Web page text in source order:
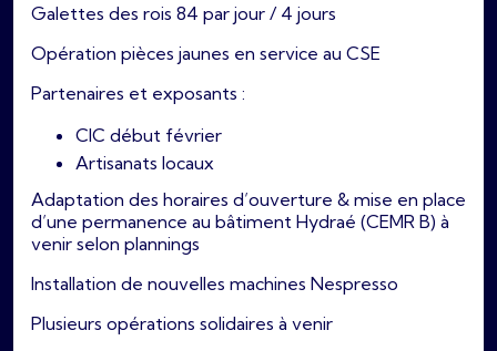
Galettes des rois 84 par jour / 4 jours
Opération pièces jaunes en service au CSE
Partenaires et exposants :
CIC début février
Artisanats locaux
Adaptation des horaires d’ouverture & mise en place
d’une permanence au bâtiment Hydraé (CEMR B) à
venir selon plannings
Installation de nouvelles machines Nespresso
Plusieurs opérations solidaires à venir